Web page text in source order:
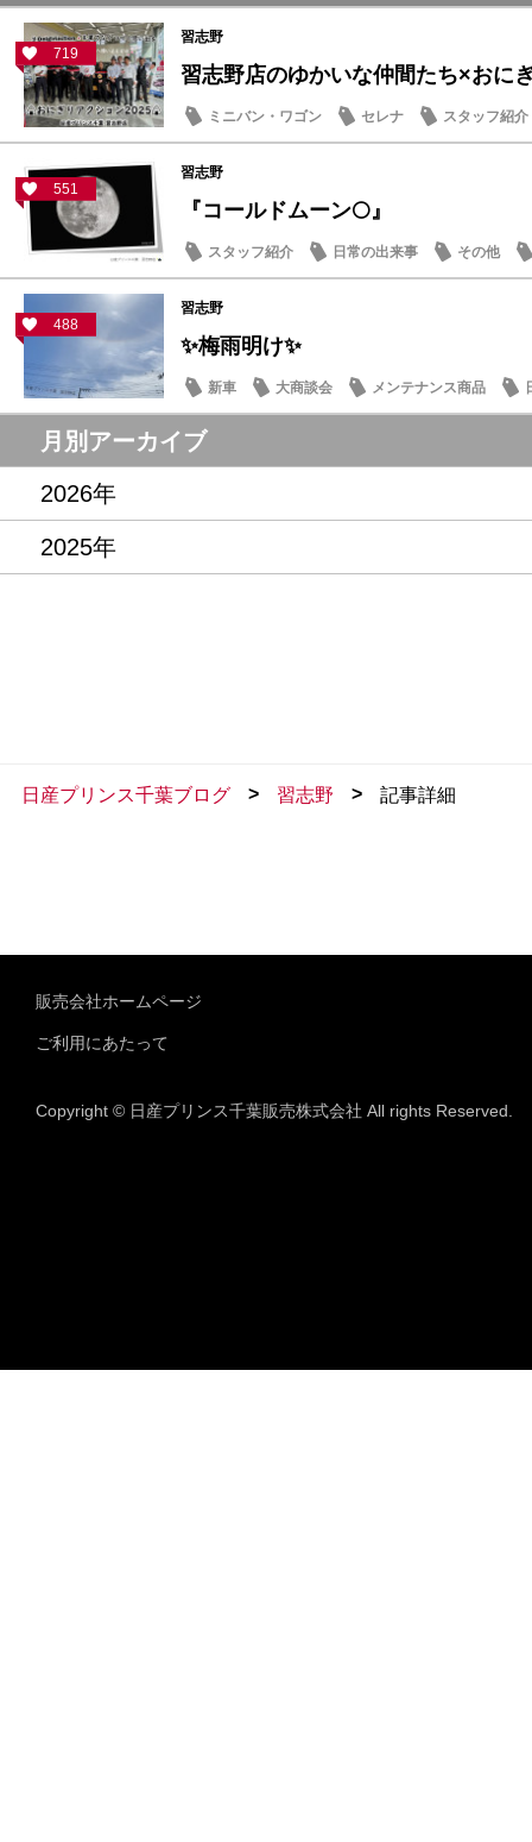
719
習志野
習志野店のゆかいな仲間たち×おに
ミニバン・ワゴン セレナ スタッフ紹介
551
習志野
『コールドムーン🌕』
スタッフ紹介 日常の出来事 その他
488
習志野
✨梅雨明け✨
新車 大商談会 メンテナンス商品
月別アーカイブ
2026年
2025年
日産プリンス千葉ブログ > 習志野 > 記事詳細
販売会社ホームページ
ご利用にあたって
Copyright © 日産プリンス千葉販売株式会社 All rights Reserved.